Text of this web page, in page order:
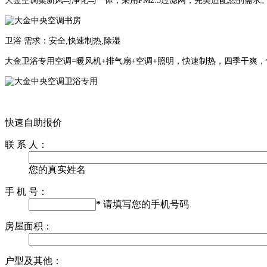
卫浴 需求：安全,快速制热,除湿
大金卫浴专用空调=暖风机+排气扇+空调+照明，快速制热，四季干爽
快速自助报价
联 系 人：
您的真实姓名
手 机 号：
* 请填写您的手机号码
房屋面积：
户型及其他：